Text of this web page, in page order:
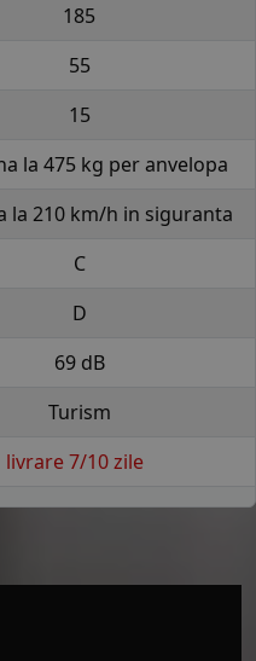
185
55
15
la 475 kg per anvelopa
la 210 km/h in siguranta
C
D
69 dB
Turism
livrare 7/10 zile